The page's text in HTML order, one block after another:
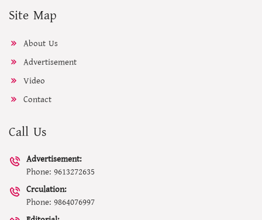
Site Map
About Us
Advertisement
Video
Contact
Call Us
Advertisement:
Phone: 9613272635
Crculation:
Phone: 9864076997